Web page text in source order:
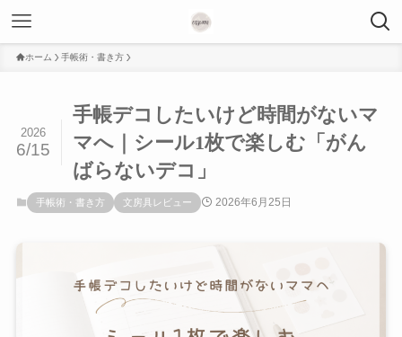
ホーム 手帳術・書き方
手帳デコしたいけど時間がないマ
マへ｜シール1枚で楽しむ「がん
ばらないデコ」
2026
6/15
手帳術・書き方 文房具レビュー 2026年6月25日